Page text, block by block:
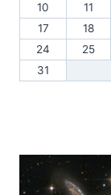
10
11
17
18
24
25
31